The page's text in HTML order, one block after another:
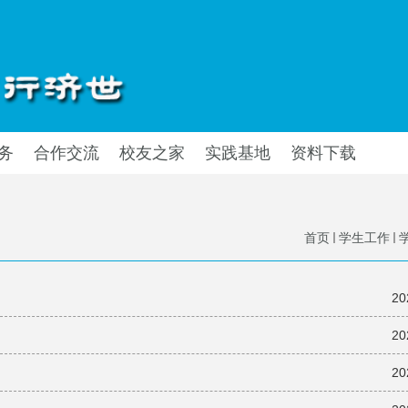
合作交流 校友之家 实践基地 资料下载
首页 学生工作